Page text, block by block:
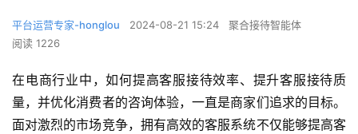
平台运营专家-honglou 2024-08-21 15:24
聚合接待智能体
阅读 1226
在电商行业中，如何提高客服接待效率、提升客服接待质
量，并优化消费者的咨询体验，一直是商家们追求的目标。
面对激烈的市场竞争，拥有高效的客服系统不仅能够提高客